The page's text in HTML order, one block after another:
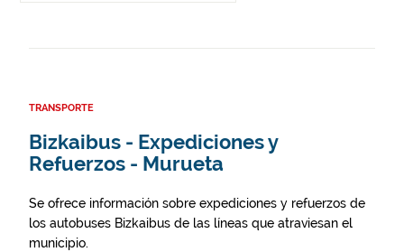
TRANSPORTE
Bizkaibus - Expediciones y
Refuerzos - Murueta
Se ofrece información sobre expediciones y refuerzos de
los autobuses Bizkaibus de las líneas que atraviesan el
municipio.